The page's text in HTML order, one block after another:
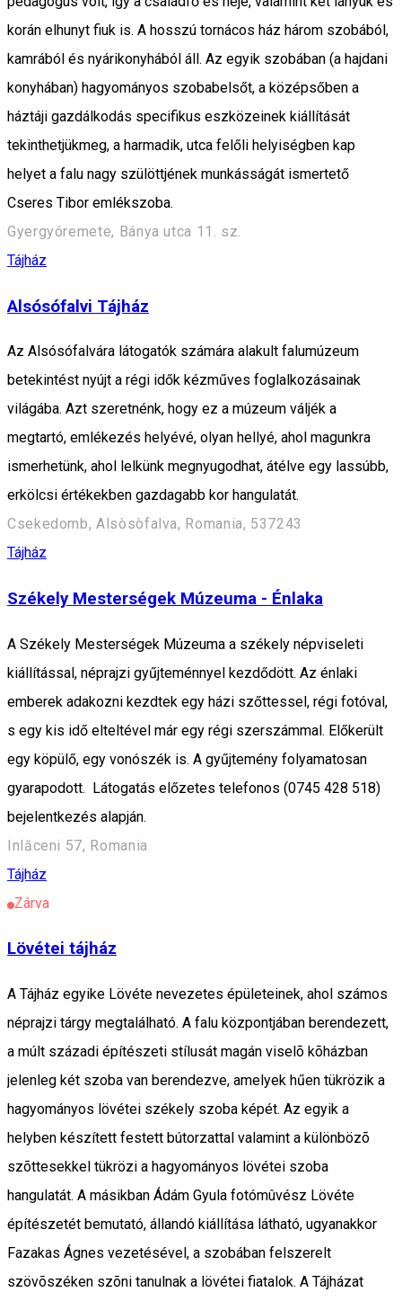
korán elhunyt fiuk is. A hosszú tornácos ház három szobából,
kamrából és nyárikonyhából áll. Az egyik szobában (a hajdani
konyhában) hagyományos szobabelsőt, a középsőben a
háztáji gazdálkodás specifikus eszközeinek kiállítását
tekinthetjükmeg, a harmadik, utca felőli helyiségben kap
helyet a falu nagy szülöttjének munkásságát ismertető
Cseres Tibor emlékszoba.
Gyergyóremete, Bánya utca 11. sz.
Tájház
Alsósófalvi Tájház
Az Alsósófalvára látogatók számára alakult falumúzeum
betekintést nyújt a régi idők kézműves foglalkozásainak
világába. Azt szeretnénk, hogy ez a múzeum váljék a
megtartó, emlékezés helyévé, olyan hellyé, ahol magunkra
ismerhetünk, ahol lelkünk megnyugodhat, átélve egy lassúbb,
erkölcsi értékekben gazdagabb kor hangulatát.
Csekedomb, Alsòsòfalva, Romania, 537243
Tájház
Székely Mesterségek Múzeuma - Énlaka
A Székely Mesterségek Múzeuma a székely népviseleti
kiállítással, néprajzi gyűjteménnyel kezdődött. Az énlaki
emberek adakozni kezdtek egy házi szőttessel, régi fotóval,
s egy kis idő elteltével már egy régi szerszámmal. Előkerült
egy köpülő, egy vonószék is. A gyűjtemény folyamatosan
gyarapodott. Látogatás előzetes telefonos (0745 428 518)
bejelentkezés alapján.
Inlăceni 57, Romania
Tájház
Zárva
Lövétei tájház
A Tájház egyike Lövéte nevezetes épületeinek, ahol számos
néprajzi tárgy megtalálható. A falu központjában berendezett,
a múlt századi építészeti stílusát magán viselõ kõházban
jelenleg két szoba van berendezve, amelyek hűen tükrözik a
hagyományos lövétei székely szoba képét. Az egyik a
helyben készített festett bútorzattal valamint a különbözõ
szõttesekkel tükrözi a hagyományos lövétei szoba
hangulatát. A másikban Ádám Gyula fotómûvész Lövéte
építészetét bemutató, állandó kiállítása látható, ugyanakkor
Fazakas Ágnes vezetésével, a szobában felszerelt
szövõszéken szõni tanulnak a lövétei fiatalok. A Tájházat